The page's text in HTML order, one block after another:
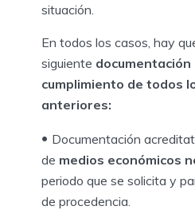
situación.
En todos los casos, hay
siguiente
cumplimiento de todos
anteriores:
Documentación
de medios económicos
periodo que se solicita y
de procedencia.